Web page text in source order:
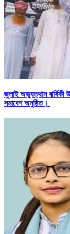
জুলাই অভ্যূত্থান বার্ষিকী
সমাবেশ অনুষ্ঠিত।